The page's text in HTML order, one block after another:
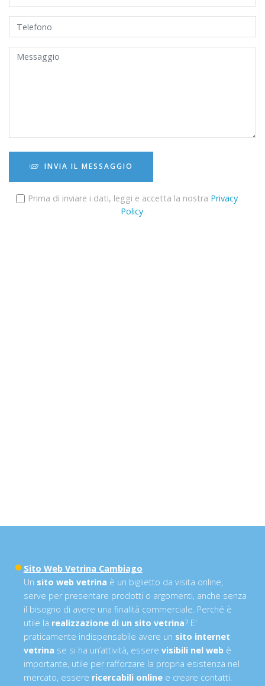
INVIA IL MESSAGGIO
Prima di inviare i dati, leggi e accetta la nostra Privacy
Policy.
Sito Web Vetrina Cambiago
Un sito web vetrina è un biglietto da visita online,
serve per presentare prodotti o argomenti, anche senza
il bisogno di avere una finalità commerciale. Perché è
utile la realizzazione di un sito vetrina? E'
praticamente indispensabile avere un sito internet
vetrina se si ha un’attività, essere visibili nel web è
importante, utile per rafforzare la propria esistenza nel
mercato, essere ricercabili online e creare contatti.